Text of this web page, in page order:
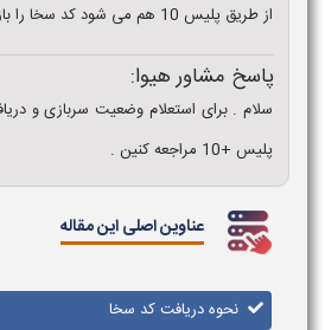
از طریق پلیس 10 هم می شود کد سخا را بازیابی کرد؟
پاسخ مشاور هیوا:
سلام . برای استعلام وضعیت سربازی و
پلیس +10 مراجعه کنین .
عناوین اصلی این مقاله
نحوه دریافت کد سخا